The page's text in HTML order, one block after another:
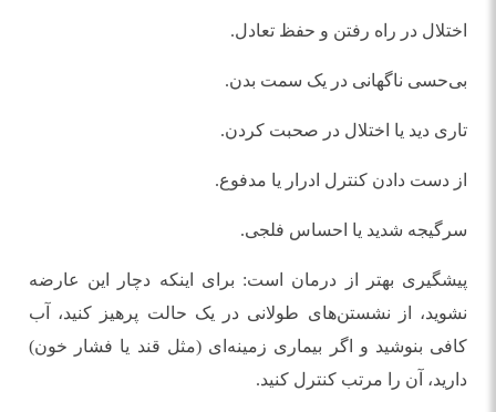
اختلال در راه رفتن و حفظ تعادل.
بی‌حسی ناگهانی در یک سمت بدن.
تاری دید یا اختلال در صحبت کردن.
از دست دادن کنترل ادرار یا مدفوع.
سرگیجه شدید یا احساس فلجی.
پیشگیری بهتر از درمان است: برای اینکه دچار این عارضه
نشوید، از نشستن‌های طولانی در یک حالت پرهیز کنید، آب
کافی بنوشید و اگر بیماری زمینه‎‌ای (مثل قند یا فشار خون)
دارید، آن را مرتب کنترل کنید.